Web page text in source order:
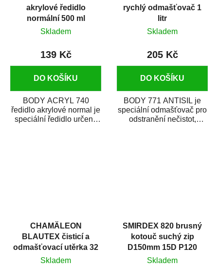
akrylové ředidlo
normální 500 ml
Skladem
139 Kč
DO KOŠÍKU
BODY ACRYL 740
ředidlo akrylové normal je
speciální ředidlo určené
rychlý odmašťovač 1
litr
Skladem
205 Kč
DO KOŠÍKU
BODY 771 ANTISIL je
speciální odmašťovač pro
odstranění nečistot,
CHAMÄLEON
BLAUTEX čisticí a
odmašťovací utěrka 32
x 40 cm
Skladem
SMIRDEX 820 brusný
kotouč suchý zip
D150mm 15D P120
Skladem